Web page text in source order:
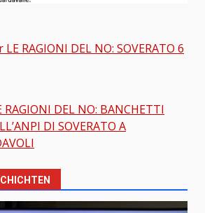
RAGIONI DEL NO: SOVERATO 6
RAGIONI DEL NO: BANCHETTI
DI SOVERATO A